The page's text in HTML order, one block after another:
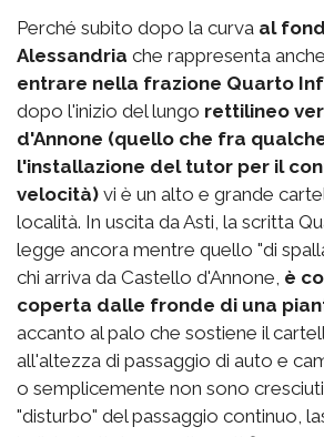
Perché subito dopo la curva al
Alessandria che rappresenta anche
entrare nella frazione Quarto
dopo l'inizio del lungo rettilineo
d'Annone (quello che fra
l'installazione del tutor per il
velocità) vi è un alto e grande
località. In uscita da Asti, la scritta
legge ancora mentre quello "di
chi arriva da Castello d'Annone, è
coperta dalle fronde di una
accanto al palo che sostiene il
all'altezza di passaggio di auto e
o semplicemente non sono
"disturbo" del passaggio continuo,